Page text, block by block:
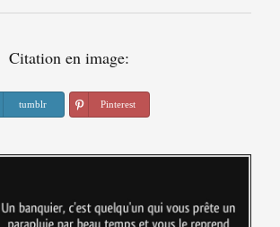
Citation en image:
tumblr Pinterest